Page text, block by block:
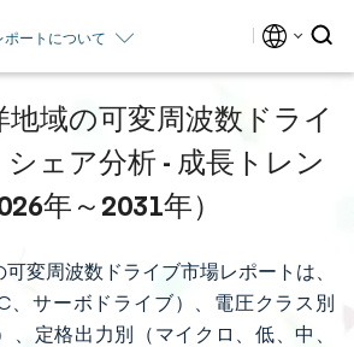
ポートについて
域の可変周波数ドライ
ェア分析 - 成長トレン
年～2031年）
変周波数ドライブ市場レポートは、
、サーボドライブ）、電圧クラス別
、定格出力別（マイクロ、低、中、